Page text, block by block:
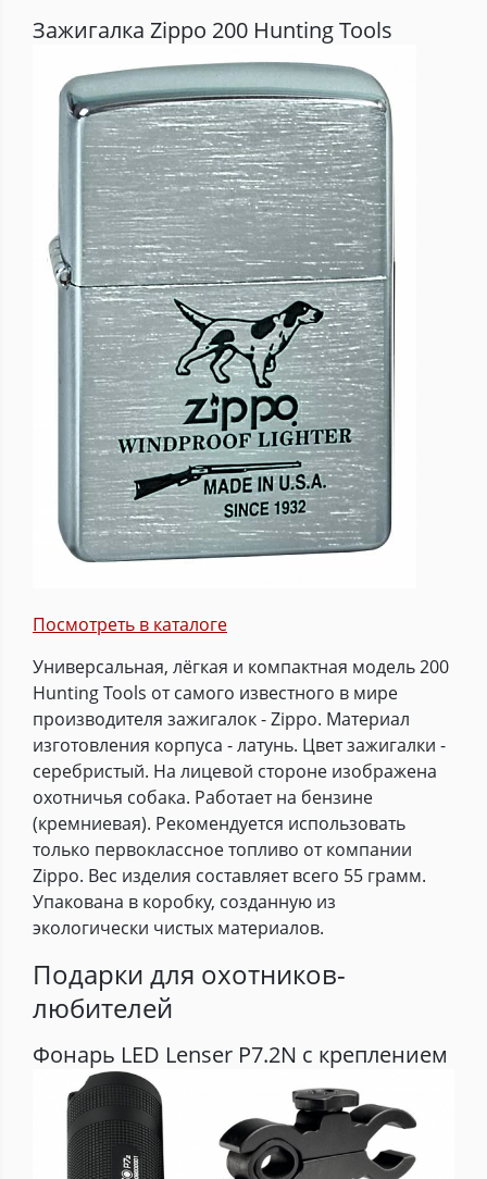
Зажигалка Zippo 200 Hunting Tools
Посмотреть в каталоге
Универсальная, лёгкая и компактная модель 200
Hunting Tools от самого известного в мире
производителя зажигалок - Zippo. Материал
изготовления корпуса - латунь. Цвет зажигалки -
серебристый. На лицевой стороне изображена
охотничья собака. Работает на бензине
(кремниевая). Рекомендуется использовать
только первоклассное топливо от компании
Zippo. Вес изделия составляет всего 55 грамм.
Упакована в коробку, созданную из
экологически чистых материалов.
Подарки для охотников-
любителей
Фонарь LED Lenser P7.2N с креплением